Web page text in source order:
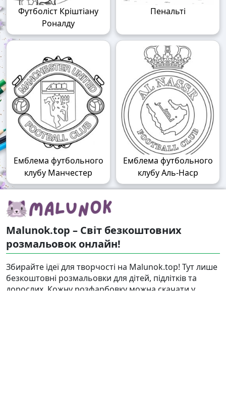
Футболіст Кріштіану
Роналду
Пенальті
Емблема футбольного
клубу Манчестер
Емблема футбольного
клубу Аль-Наср
Malunok.top – Світ безкоштовних
розмальовок онлайн!
Збирайте ідеї для творчості на Malunok.top! Тут лише
безкоштовні розмальовки для дітей, підлітків та
дорослих. Кожну розфарбовку можна скачати у